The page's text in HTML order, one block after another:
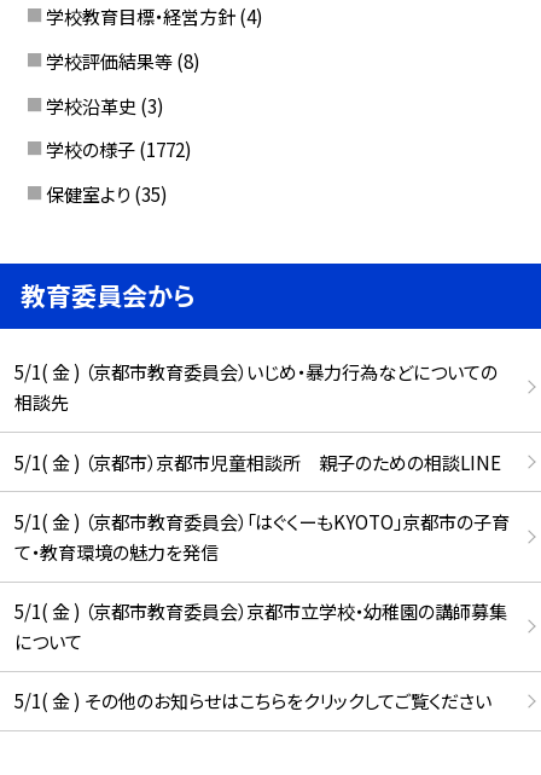
学校教育目標・経営方針 (4)
学校評価結果等 (8)
学校沿革史 (3)
学校の様子 (1772)
保健室より (35)
教育委員会から
5/1( 金 ) （京都市教育委員会）いじめ・暴力行為などについての
相談先
5/1( 金 ) （京都市）京都市児童相談所 親子のための相談LINE
5/1( 金 ) （京都市教育委員会）「はぐくーもKYOTO」京都市の子育
て・教育環境の魅力を発信
5/1( 金 ) （京都市教育委員会）京都市立学校・幼稚園の講師募集
について
5/1( 金 ) その他のお知らせはこちらをクリックしてご覧ください